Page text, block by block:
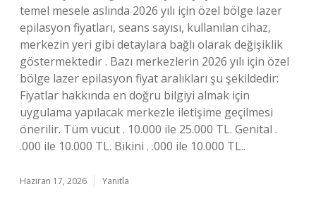
temel mesele aslında 2026 yılı için özel bölge lazer
epilasyon fiyatları, seans sayısı, kullanılan cihaz,
merkezin yeri gibi detaylara bağlı olarak değişiklik
göstermektedir . Bazı merkezlerin 2026 yılı için özel
bölge lazer epilasyon fiyat aralıkları şu şekildedir:
Fiyatlar hakkında en doğru bilgiyi almak için
uygulama yapılacak merkezle iletişime geçilmesi
önerilir. Tüm vücut . 10.000 ile 25.000 TL. Genital .
.000 ile 10.000 TL. Bikini . .000 ile 10.000 TL..
Haziran 17, 2026 Yanıtla